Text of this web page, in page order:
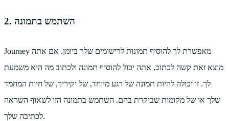
2. השתמש בתמונה
Journey מאפשרת לך להוסיף תמונות לרישומים שלך ביומן. אם אתה
מוצא זאת קשה לכתוב, אתה יכול להוסיף תמונה ולכתוב מה היא משמעת
לך. זו יכולה להיות תמונה של רגע מיוחד, של יקיריך, של חיות המחמד
שלך או של מקומות שביקרת בהם. השתמש בתמונה הזו לשאוף השראה
לכתיבה שלך.